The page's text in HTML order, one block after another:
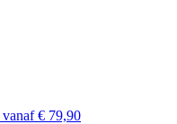
vanaf € 79,90